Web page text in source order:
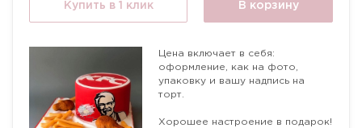
Купить в 1 клик В корзину
Цена включает в себя:
оформление, как на фото,
упаковку и вашу надпись на
торт.
Хорошее настроение в подарок!